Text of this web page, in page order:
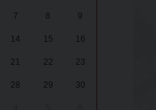
7 8 9
14 15 16
21 22 23
28 29 30